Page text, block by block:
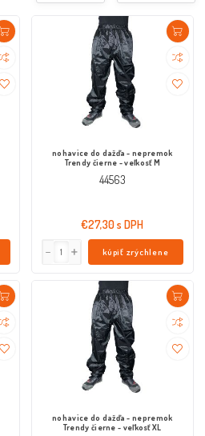
nohavice do dažďa - nepremok
Trendy čierne - veľkosť M
44563
€27,30 s DPH
kúpiť zrýchlene
nohavice do dažďa - nepremok
Trendy čierne - veľkosť XL